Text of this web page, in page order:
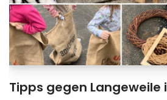
Tipps gegen Langeweile